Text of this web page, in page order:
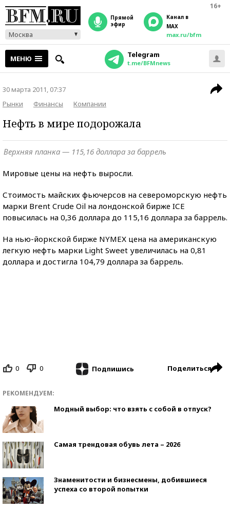
16+
Москва
прямой
эфир
Канал в
MAX
max.ru/bfm
МЕНЮ Telegram
t.me/BFMnews
30 марта 2011, 07:37
Рынки
Финансы Компании
Нефть в мире подорожала
Верхняя планка — 115,16 доллара за баррель
Мировые цены на нефть выросли.
Стоимость майских фьючерсов на североморскую нефть
марки Brent Crude Oil на лондонской бирже IСE
повысилась на 0,36 доллара до 115,16 доллара за баррель.
На нью-йоркской бирже NYMEХ цена на американскую
легкую нефть марки Light Sweet увеличилась на 0,81
доллара и достигла 104,79 доллара за баррель.
0 0 Подпишись Поделиться
РЕКОМЕНДУЕМ:
Модный выбор: что взять с собой в отпуск?
Самая трендовая обувь лета – 2026
Знаменитости и бизнесмены, добившиеся
успеха со второй попытки